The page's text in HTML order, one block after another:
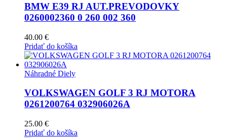
BMW E39 RJ AUT.PREVODOVKY
0260002360 0 260 002 360
40.00 €
Pridať do košíka
Náhradné Diely
VOLKSWAGEN GOLF 3 RJ MOTORA
0261200764 032906026A
25.00 €
Pridať do košíka